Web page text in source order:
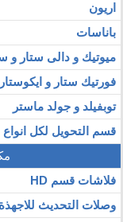
اريون
باناسات
ميوتيك و دالى ستار و
فورتيك ستار و ايكوستار
توبفيلد و جولد ماستر
قسم التحويل لكل
فلاشات قسم HD
وصلات التحديث